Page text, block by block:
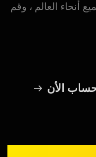
أنحاء العالم ، وقم
حساب الأن